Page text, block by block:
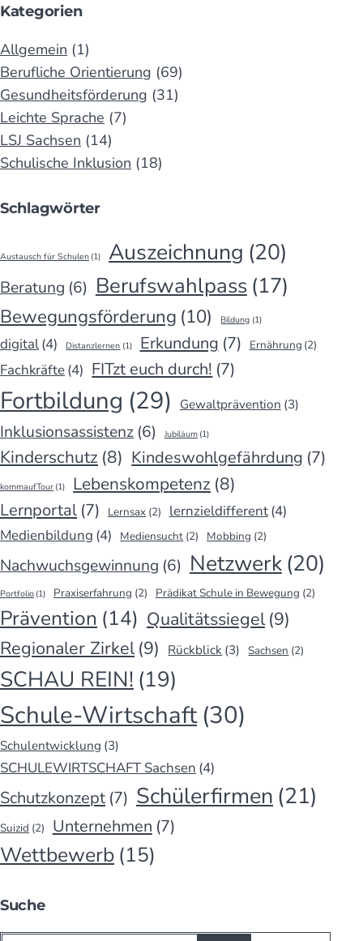
Kategorien
Allgemein (1)
Berufliche Orientierung (69)
Gesundheitsförderung (31)
Leichte Sprache (7)
LSJ Sachsen (14)
Schulische Inklusion (18)
Schlagwörter
Austausch für Schulen (1) Auszeichnung (20)
Beratung (6) Berufswahlpass (17)
Bewegungsförderung (10) Bildung (1)
digital(4) Distanzlernen (1) Erkundung (7) Ernährung (2)
Fachkräfte(4) FITzt euch durch! (7)
Fortbildung (29) Gewaltprävention (3)
Inklusionsassistenz (6) Jubiläum (1)
Kinderschutz (8) Kindeswohlgefährdung (7)
kommaufTour (1) Lebenskompetenz (8)
Lernportal (7) Lernsax (2) lernzieldifferent(4)
Medienbildung (4) Mediensucht (2) Mobbing (2)
Nachwuchsgewinnung (6) Netzwerk(20)
Portfolio (1) Praxiserfahrung (2) Prädikat Schule in Bewegung (2)
Prävention (14) Qualitätssiegel (9)
Regionaler Zirkel (9) Rückblick (3) Sachsen (2)
SCHAU REIN! (19)
Schule-Wirtschaft (30)
Schulentwicklung (3)
SCHULEWIRTSCHAFT Sachsen (4)
Schutzkonzept (7) Schülerfirmen (21)
Suizid (2) Unternehmen (7)
Wettbewerb (15)
Suche